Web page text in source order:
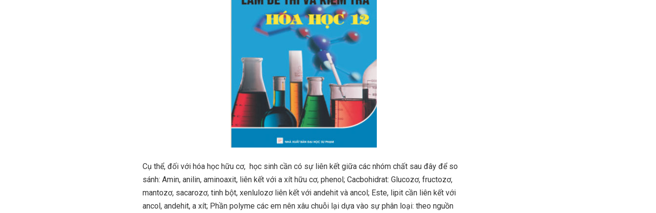
Cụ thể, đối với hóa học hữu cơ, học sinh cần có sự liên kết giữa các nhóm chất sau đây để so
sánh: Amin, anilin, aminoaxit, liên kết với a xít hữu cơ, phenol; Cacbohidrat: Glucozơ, fructozơ,
mantozơ, sacarozơ, tinh bột, xenlulozơ liên kết với andehit và ancol; Este, lipit cần liên kết với
ancol, andehit, a xít; Phần polyme các em nên xâu chuỗi lại dựa vào sự phân loại: theo nguồn